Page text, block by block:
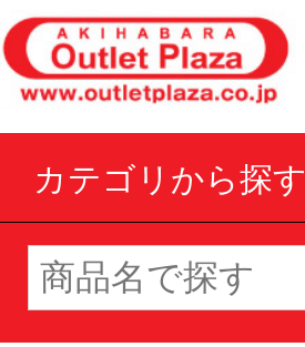
カテゴリから探す